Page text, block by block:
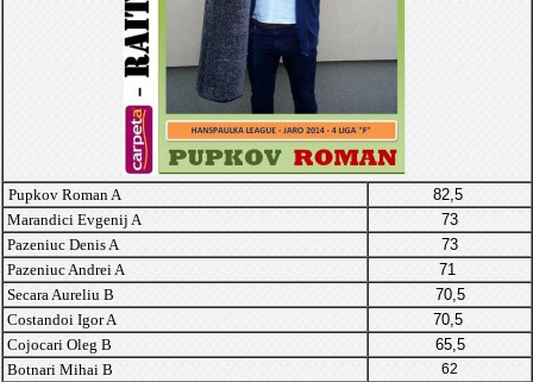
Pupkov Roman A
82,5
Marandici Evgenij A
73
Pazeniuc Denis A
73
Pazeniuc Andrei A
71
Secara Aureliu B
70,5
Costandoi Igor A
70,5
Cojocari Oleg B
65,5
Botnari Mihai B
62